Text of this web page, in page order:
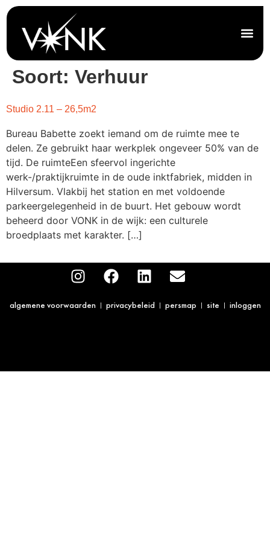
Soort: Verhuur
Studio 2.11 – 26,5m2
Bureau Babette zoekt iemand om de ruimte mee te
delen. Ze gebruikt haar werkplek ongeveer 50% van de
tijd. De ruimteEen sfeervol ingerichte
werk-/praktijkruimte in de oude inktfabriek, midden in
Hilversum. Vlakbij het station en met voldoende
parkeergelegenheid in de buurt. Het gebouw wordt
beheerd door VONK in de wijk: een culturele
broedplaats met karakter. […]
algemene voorwaarden privacybeleid persmap site inloggen